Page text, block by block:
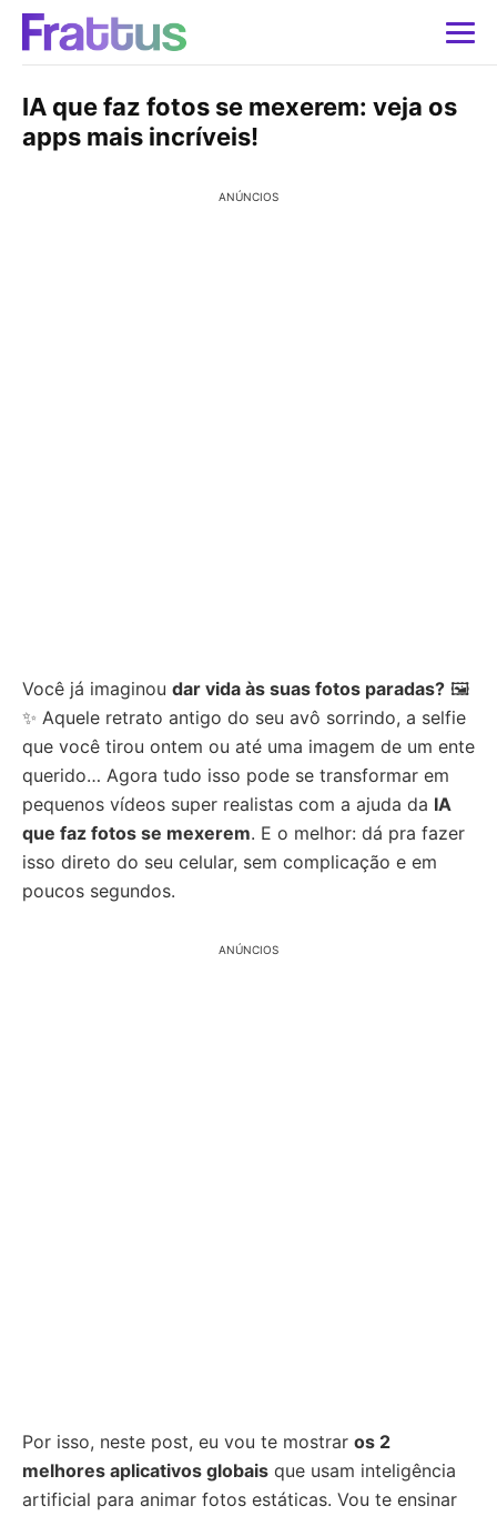
IA que faz fotos se mexerem: veja os
apps mais incríveis!
ANÚNCIOS
Você já imaginou dar vida às suas fotos paradas? 🖼
✨ Aquele retrato antigo do seu avô sorrindo, a selfie
que você tirou ontem ou até uma imagem de um ente
querido… Agora tudo isso pode se transformar em
pequenos vídeos super realistas com a ajuda da IA
que faz fotos se mexerem. E o melhor: dá pra fazer
isso direto do seu celular, sem complicação e em
poucos segundos.
ANÚNCIOS
Por isso, neste post, eu vou te mostrar os 2
melhores aplicativos globais que usam inteligência
artificial para animar fotos estáticas. Vou te ensinar